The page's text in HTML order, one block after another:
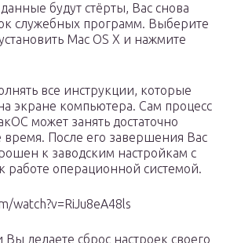
будут стёрты, Вас снова
служебных программ. Выберите
Mac OS X и нажмите
все инструкции, которые
экране компьютера. Сам процесс
может занять достаточно
время. После его завершения Вас
к заводским настройкам с
работе операционной системой.
watch?v=RiJu8eA48ls
делаете сброс настроек своего